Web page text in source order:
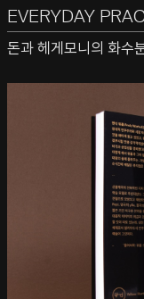
EVERYDAY
일상의실천
돈과 헤게모니의 화수